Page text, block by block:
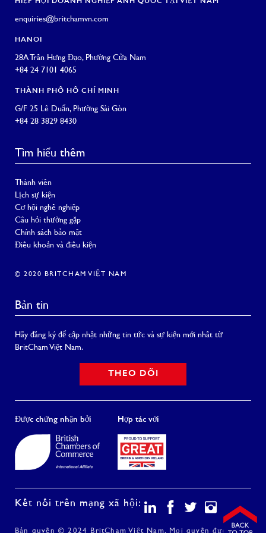
enquiries@britchamvn.com
HANOI
28A Trần Hưng Đạo, Phường Cửa Nam
+84 24 7101 4065
THÀNH PHỐ HỒ CHÍ MINH
G/F 25 Lê Duẩn, Phường Sài Gòn
+84 28 3829 8430
Tìm hiểu thêm
Thành viên
Lịch sự kiện
Cơ hội nghề nghiệp
Câu hỏi thường gặp
Chính sách bảo mật
Điều khoản và điều kiện
© 2020 BRITCHAM VIỆT NAM
Bản tin
Hãy đăng ký để cập nhật những tin tức và sự kiện mới nhất từ
BritCham Việt Nam.
THEO DÕI
Được chứng nhận bởi Hợp tác với
Kết nối trên mạng xã hội:
Bản quyền © 2024 BritCham Việt Nam. Mọi quyền được bảo